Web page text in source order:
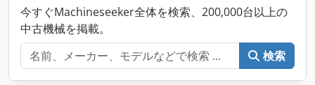
今すぐMachineseeker全体を検索、200,000台以上の
中古機械を掲載。
検索